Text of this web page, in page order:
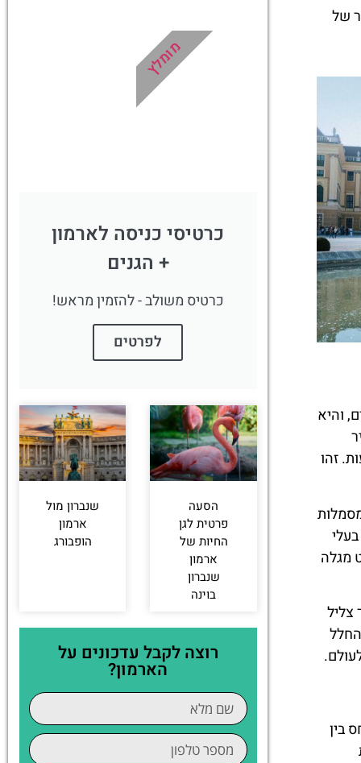
של
ממדים ודרמה חזותית. אורכה כ-40 מטרים ורוחבה כ-10 מטרים, והיא
זהו
מסמלות
מגלה
צליל
בין
לחצו פה!
כרטיסי כניסה לארמון
+ הגנים
כרטיס משולב - להזמין מראש!
לפרטים
מומלץ
הסעה
פרטית לגן
החיות של
ארמון
שנברון
בוינה
שנברון מול
ארמון
הופבורג
רוצה לקבל עדכונים על
הארמון?